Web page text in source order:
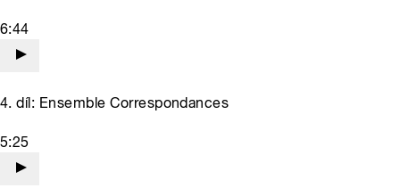
6:44
4. díl: Ensemble Correspondances
5:25